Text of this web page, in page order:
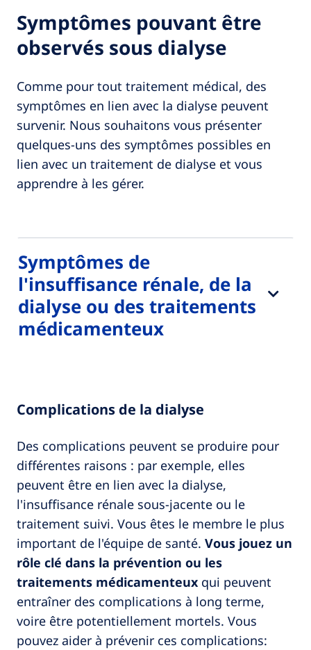
Symptômes pouvant être
observés sous dialyse
Comme pour tout traitement médical, des
symptômes en lien avec la dialyse peuvent
survenir. Nous souhaitons vous présenter
quelques-uns des symptômes possibles en
lien avec un traitement de dialyse et vous
apprendre à les gérer.
Symptômes de
l'insuffisance rénale, de la
dialyse ou des traitements
médicamenteux
Complications de la dialyse
Des complications peuvent se produire pour
différentes raisons : par exemple, elles
peuvent être en lien avec la dialyse,
l'insuffisance rénale sous-jacente ou le
traitement suivi. Vous êtes le membre le plus
important de l'équipe de santé. Vous jouez un
rôle clé dans la prévention ou les
traitements médicamenteux qui peuvent
entraîner des complications à long terme,
voire être potentiellement mortels. Vous
pouvez aider à prévenir ces complications: